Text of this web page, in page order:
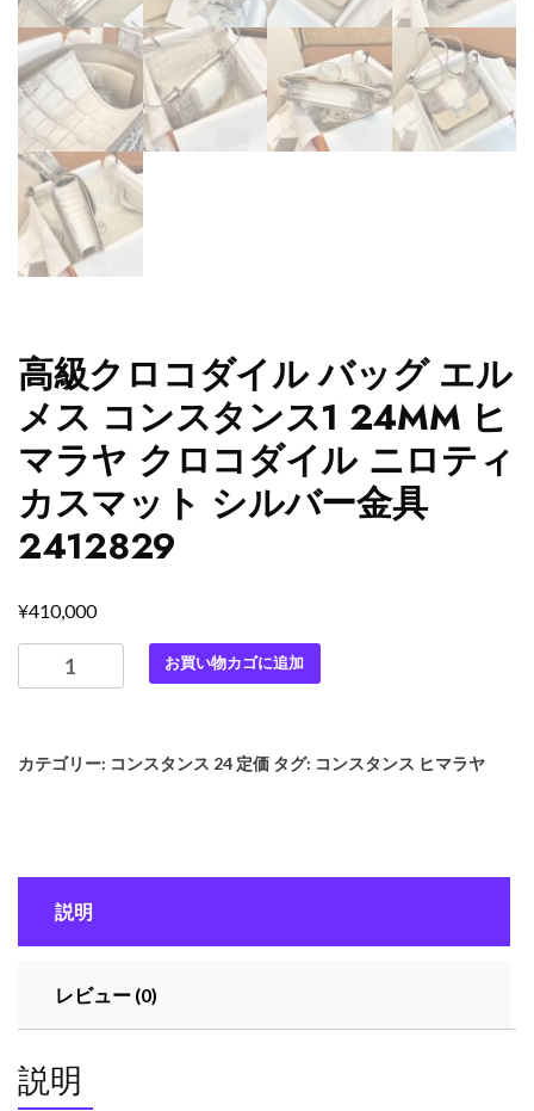
高級クロコダイル バッグ エル
メス コンスタンス1 24MM ヒ
マラヤ クロコダイル ニロティ
カスマット シルバー金具
2412829
¥410,000
級
コ
バ
グ
メ
コ
お買い物カゴに追加
カテゴリー: コンスタンス 24 定価 タグ: コンスタンス ヒマラヤ
説明
レビュー (0)
説明